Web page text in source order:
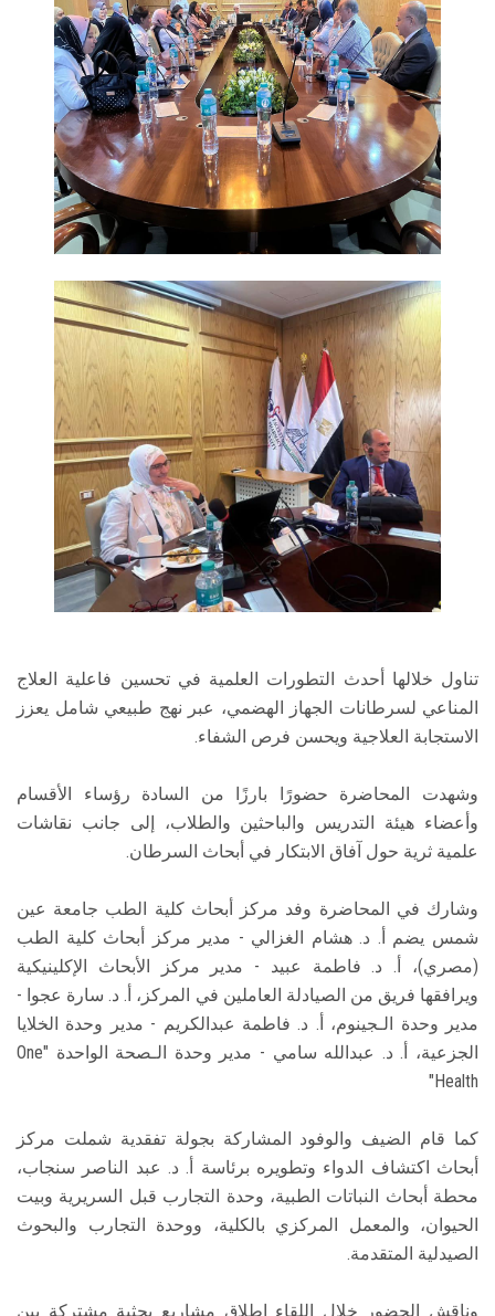
تناول خلالها أحدث التطورات العلمية في تحسين فاعلية العلاج
المناعي لسرطانات الجهاز الهضمي، عبر نهج طبيعي شامل يعزز
الاستجابة العلاجية ويحسن فرص الشفاء.
وشهدت المحاضرة حضورًا بارزًا من السادة رؤساء الأقسام
وأعضاء هيئة التدريس والباحثين والطلاب، إلى جانب نقاشات
علمية ثرية حول آفاق الابتكار في أبحاث السرطان.
وشارك في المحاضرة وفد مركز أبحاث كلية الطب جامعة عين
شمس يضم أ. د. هشام الغزالي - مدير مركز أبحاث كلية الطب
(مصري)، أ. د. فاطمة عبيد - مدير مركز الأبحاث الإكلينيكية
ويرافقها فريق من الصيادلة العاملين في المركز، أ. د. سارة عجوا -
مدير وحدة الـجينوم، أ. د. فاطمة عبدالكريم - مدير وحدة الخلايا
الجزعية، أ. د. عبدالله سامي - مدير وحدة الـصحة الواحدة One"
Health"
كما قام الضيف والوفود المشاركة بجولة تفقدية شملت مركز
أبحاث اكتشاف الدواء وتطويره برئاسة أ. د. عبد الناصر سنجاب،
محطة أبحاث النباتات الطبية، وحدة التجارب قبل السريرية وبيت
الحيوان، والمعمل المركزي بالكلية، ووحدة التجارب والبحوث
الصيدلية المتقدمة.
وناقش الحضور خلال اللقاء إطلاق مشاريع بحثية مشتركة بين